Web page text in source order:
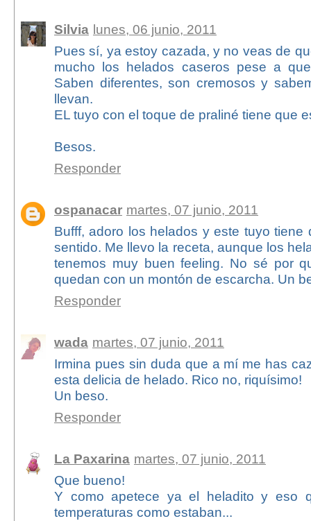
Silvia lunes, 06 junio, 2011
Pues sí, ya estoy cazada, y no veas de
mucho los helados caseros pese a
Saben diferentes, son cremosos y
llevan.
EL tuyo con el toque de praliné tiene que
Besos.
Responder
ospanacar martes, 07 junio, 2011
Bufff, adoro los helados y este tuyo tiene
sentido. Me llevo la receta, aunque los
tenemos muy buen feeling. No sé por
quedan con un montón de escarcha. Un
Responder
wada martes, 07 junio, 2011
Irmina pues sin duda que a mí me has
esta delicia de helado. Rico no, riquísimo!
Un beso.
Responder
La Paxarina martes, 07 junio, 2011
Que bueno!
Y como apetece ya el heladito y eso
temperaturas como estaban...